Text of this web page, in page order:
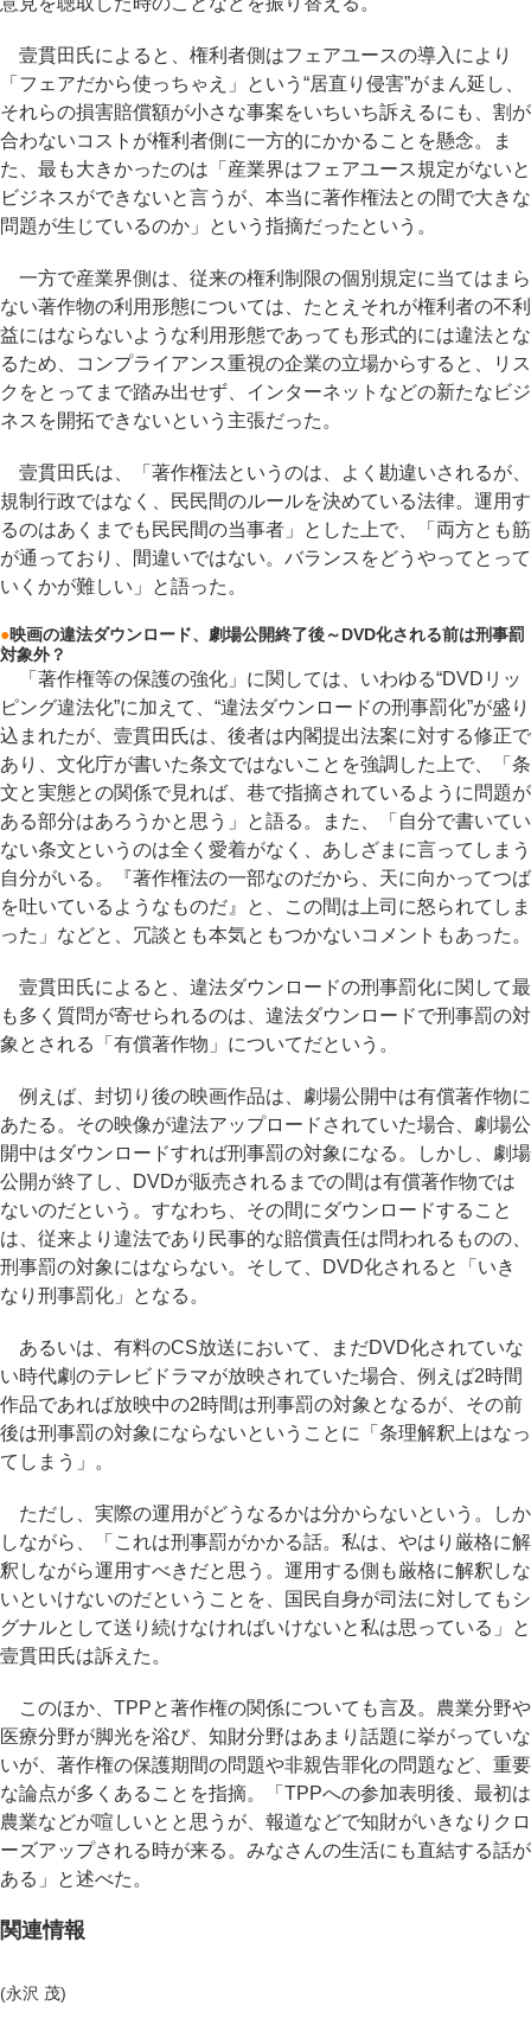
壹貫田氏によると、権利者側はフェアユースの導入により
「フェアだから使っちゃえ」という“居直り侵害”がまん延し、
それらの損害賠償額が小さな事案をいちいち訴えるにも、割が
合わないコストが権利者側に一方的にかかることを懸念。ま
た、最も大きかったのは「産業界はフェアユース規定がないと
ビジネスができないと言うが、本当に著作権法との間で大きな
問題が生じているのか」という指摘だったという。
一方で産業界側は、従来の権利制限の個別規定に当てはまら
ない著作物の利用形態については、たとえそれが権利者の不利
益にはならないような利用形態であっても形式的には違法とな
るため、コンプライアンス重視の企業の立場からすると、リス
クをとってまで踏み出せず、インターネットなどの新たなビジ
ネスを開拓できないという主張だった。
壹貫田氏は、「著作権法というのは、よく勘違いされるが、
規制行政ではなく、民民間のルールを決めている法律。運用す
るのはあくまでも民民間の当事者」とした上で、「両方とも筋
が通っており、間違いではない。バランスをどうやってとって
いくかが難しい」と語った。
●映画の違法ダウンロード、劇場公開終了後～DVD化される前は刑事罰
対象外？
「著作権等の保護の強化」に関しては、いわゆる“DVDリッ
ピング違法化”に加えて、“違法ダウンロードの刑事罰化”が盛り
込まれたが、壹貫田氏は、後者は内閣提出法案に対する修正で
あり、文化庁が書いた条文ではないことを強調した上で、「条
文と実態との関係で見れば、巷で指摘されているように問題が
ある部分はあろうかと思う」と語る。また、「自分で書いてい
ない条文というのは全く愛着がなく、あしざまに言ってしまう
自分がいる。『著作権法の一部なのだから、天に向かってつば
を吐いているようなものだ』と、この間は上司に怒られてしま
った」などと、冗談とも本気ともつかないコメントもあった。
壹貫田氏によると、違法ダウンロードの刑事罰化に関して最
も多く質問が寄せられるのは、違法ダウンロードで刑事罰の対
象とされる「有償著作物」についてだという。
例えば、封切り後の映画作品は、劇場公開中は有償著作物に
あたる。その映像が違法アップロードされていた場合、劇場公
開中はダウンロードすれば刑事罰の対象になる。しかし、劇場
公開が終了し、DVDが販売されるまでの間は有償著作物では
ないのだという。すなわち、その間にダウンロードすること
は、従来より違法であり民事的な賠償責任は問われるものの、
刑事罰の対象にはならない。そして、DVD化されると「いき
なり刑事罰化」となる。
あるいは、有料のCS放送において、まだDVD化されていな
い時代劇のテレビドラマが放映されていた場合、例えば2時間
作品であれば放映中の2時間は刑事罰の対象となるが、その前
後は刑事罰の対象にならないということに「条理解釈上はなっ
てしまう」。
ただし、実際の運用がどうなるかは分からないという。しか
しながら、「これは刑事罰がかかる話。私は、やはり厳格に解
釈しながら運用すべきだと思う。運用する側も厳格に解釈しな
いといけないのだということを、国民自身が司法に対してもシ
グナルとして送り続けなければいけないと私は思っている」と
壹貫田氏は訴えた。
このほか、TPPと著作権の関係についても言及。農業分野や
医療分野が脚光を浴び、知財分野はあまり話題に挙がっていな
いが、著作権の保護期間の問題や非親告罪化の問題など、重要
な論点が多くあることを指摘。「TPPへの参加表明後、最初は
農業などが喧しいとと思うが、報道などで知財がいきなりクロ
ーズアップされる時が来る。みなさんの生活にも直結する話が
ある」と述べた。
関連情報
(永沢 茂)